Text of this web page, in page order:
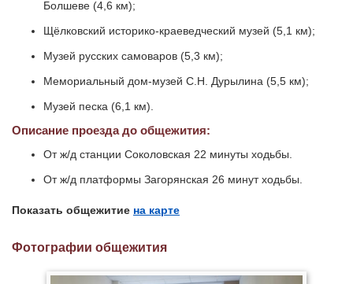
Болшеве (4,6 км);
Щёлковский историко-краеведческий музей (5,1 км);
Музей русских самоваров (5,3 км);
Мемориальный дом-музей С.Н. Дурылина (5,5 км);
Музей песка (6,1 км).
Описание проезда до общежития:
От ж/д станции Соколовская 22 минуты ходьбы.
От ж/д платформы Загорянская 26 минут ходьбы.
Показать общежитие на карте
Фотографии общежития